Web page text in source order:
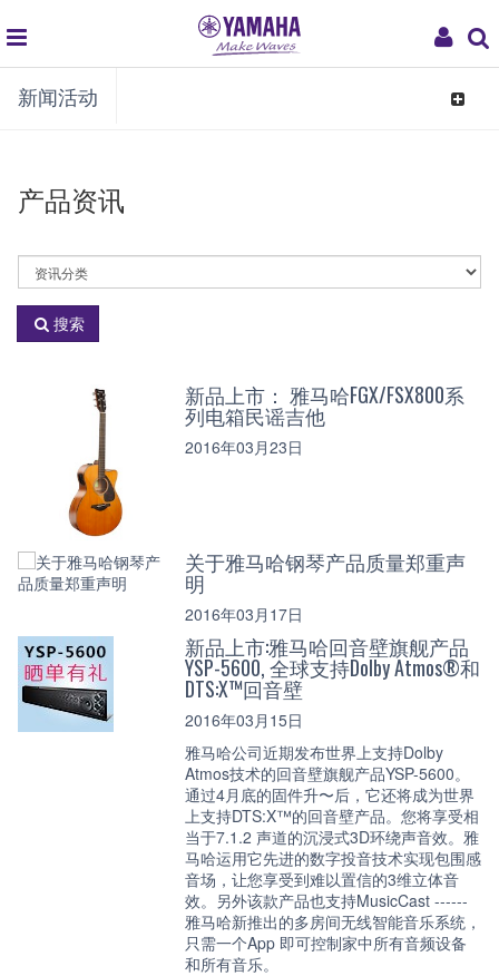
My
global
navigation
新闻活动
Toggle
产品资讯
选
择
资
分
搜索
新品上市： 雅马哈FGX/FSX800系
列电箱民谣吉他
2016年03月23日
关于雅马哈钢琴产品质量郑重声
明
2016年03月17日
新品上市:雅马哈回音壁旗舰产品
YSP-5600, 全球支持Dolby Atmos®和
DTS:X™回音壁
2016年03月15日
雅马哈公司近期发布世界上支持Dolby
Atmos技术的回音壁旗舰产品YSP-5600。
通过4月底的固件升〜后，它还将成为世界
上支持DTS:X™的回音壁产品。您将享受相
当于7.1.2 声道的沉浸式3D环绕声音效。雅
马哈运用它先进的数字投音技术实现包围感
音场，让您享受到难以置信的3维立体音
效。另外该款产品也支持MusicCast ------
雅马哈新推出的多房间无线智能音乐系统，
只需一个App 即可控制家中所有音频设备
和所有音乐。